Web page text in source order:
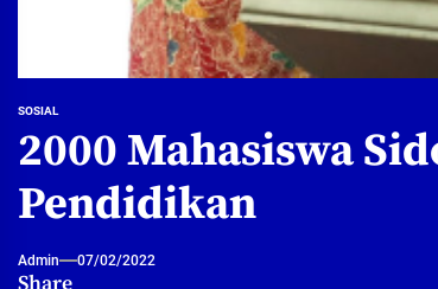
SOSIAL
2000 Mahasiswa
Pendidikan
Admin 07/02/2022